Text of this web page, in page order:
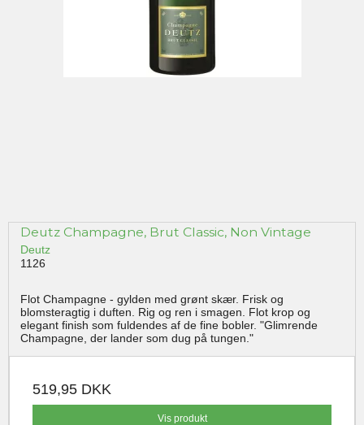
Deutz Champagne, Brut Classic, Non Vintage
Deutz
1126
Flot Champagne - gylden med grønt skær. Frisk og
blomsteragtig i duften. Rig og ren i smagen. Flot krop og
elegant finish som fuldendes af de fine bobler. "Glimrende
Champagne, der lander som dug på tungen."
519,95 DKK
Vis produkt